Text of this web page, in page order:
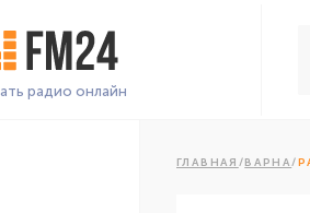
радио онлайн
ГЛАВНАЯ /ВАРНА/